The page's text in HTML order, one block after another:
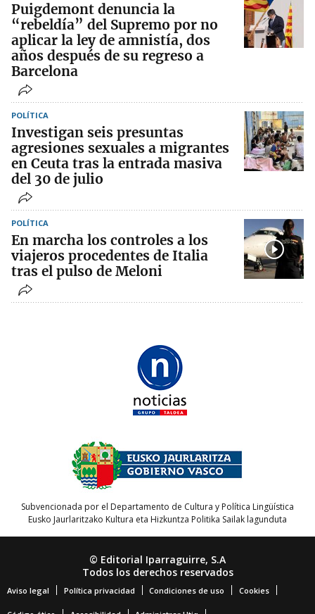
Puigdemont denuncia la
“rebeldía” del Supremo por no
aplicar la ley de amnistía, dos
años después de su regreso a
Barcelona
POLÍTICA
Investigan seis presuntas
agresiones sexuales a migrantes
en Ceuta tras la entrada masiva
del 30 de julio
POLÍTICA
En marcha los controles a los
viajeros procedentes de Italia
tras el pulso de Meloni
Subvencionada por el Departamento de Cultura y Política Lingüística
Eusko Jaurlaritzako Kultura eta Hizkuntza Politika Sailak lagunduta
© Editorial Iparraguirre, S.A
Todos los derechos reservados
Aviso legal Política privacidad Condiciones de uso Cookies